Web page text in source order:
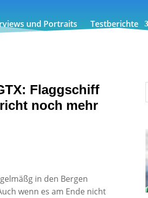
und Portraits Testberichte
Flaggschiff
noch mehr
in den Bergen
wenn es am Ende nicht